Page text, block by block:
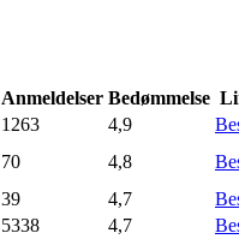
Anmeldelser Bedømmelse
1263 4,9
70 4,8
39 4,7
5338 4,7